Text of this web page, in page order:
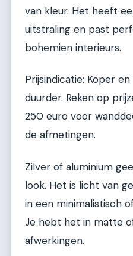
van kleur. Het heeft
uitstraling en past
bohemien interieurs.
Prijsindicatie: Koper
duurder. Reken op
250 euro voor
de afmetingen.
Zilver of aluminium
look. Het is licht van
in een minimalistisch
Je hebt het in matte
afwerkingen.